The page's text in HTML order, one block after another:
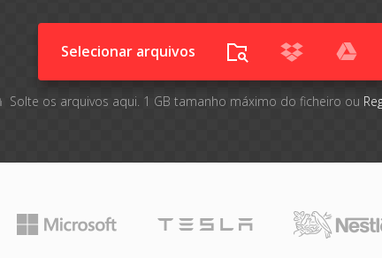
Selecionar arquivos
Solte os arquivos aqui. 1 GB tamanho máximo do ficheiro ou